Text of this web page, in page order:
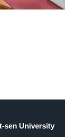
sen University